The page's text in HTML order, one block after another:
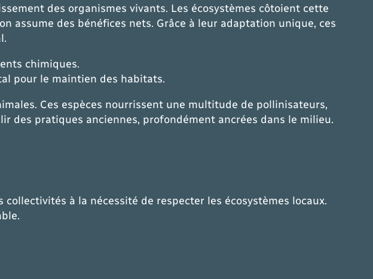
des organismes vivants. Les écosystèmes côtoient cette
des bénéfices nets. Grâce à leur adaptation unique, ces
chimiques.
pour le maintien des habitats.
Ces espèces nourrissent une multitude de pollinisateurs,
des pratiques anciennes, profondément ancrées dans le milieu.
à la nécessité de respecter les écosystèmes locaux.